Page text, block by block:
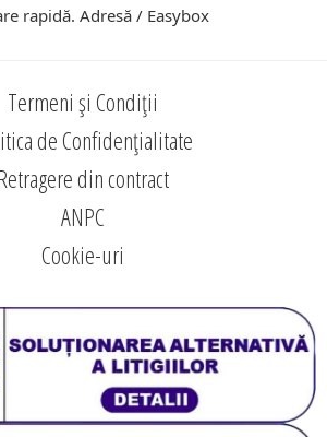
rapidă. Adresă / Easybox
Termeni și Condiții
de Confidențialitate
din contract
ANPC
Cookie-uri